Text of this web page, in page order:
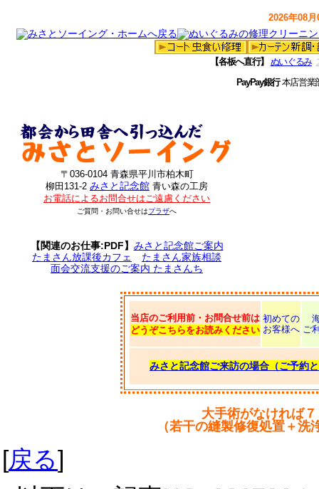
2026年08
【各板へ直行】 ぬいぐるみ
PayPay銀行本店営
〒036-0104 青森県平川市柏木町
柳田131-2 みさと記念館 青い森の工房
お電話によるお問合せはご遠慮ください
ご質問・お問い合せはプラザへ
【関連のお仕事:PDF】 みさと記念館ご案内
たまさん放課後カフェ
たまさん家族相談
面会交流支援のご案内 たまさんち
当店のご利用前・お問合せ前は
どうぞこちらをお読みください
初めての
お客様へ ご
みさと記念館ご来訪の場合（ご予約
大手術がなければ
（若干の縫製修復処置＋
[戻る]